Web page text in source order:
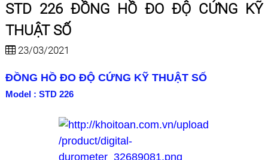
STD 226 ĐỒNG HỒ ĐO ĐỘ CỨNG KỸ
THUẬT SỐ
23/03/2021
ĐỒNG HỒ ĐO ĐỘ CỨNG KỸ THUẬT SỐ
Model : STD 226